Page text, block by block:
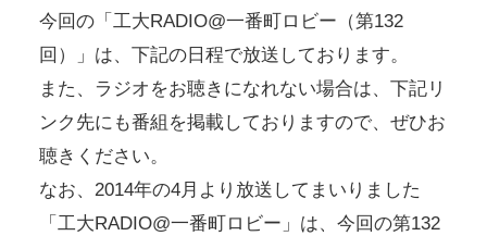
今回の「工大RADIO@一番町ロビー（第132
回）」は、下記の日程で放送しております。
また、ラジオをお聴きになれない場合は、下記リ
ンク先にも番組を掲載しておりますので、ぜひお
聴きください。
なお、2014年の4月より放送してまいりました
「工大RADIO@一番町ロビー」は、今回の第132